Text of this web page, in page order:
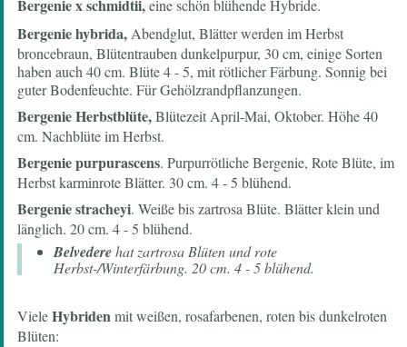
Bergenie x schmidtii,eine schön blühende Hybride.
Bergenie hybrida, Abendglut, Blätter werden im Herbst
broncebraun, Blütentrauben dunkelpurpur, 30 cm, einige Sorten
haben auch 40 cm. Blüte 4 - 5, mit rötlicher Färbung. Sonnig bei
guter Bodenfeuchte. Für Gehölzrandpflanzungen.
BergenieHerbstblüte,Blütezeit April-Mai, Oktober. Höhe 40
cm. Nachblüte im Herbst.
Bergenie purpurascens. Purpurrötliche Bergenie, Rote Blüte, im
Herbst karminrote Blätter. 30 cm. 4 - 5 blühend.
Bergenie stracheyi. Weiße bis zartrosa Blüte. Blätter klein und
länglich. 20 cm. 4 - 5 blühend.
Belvederehat zartrosa Blüten und rote
Herbst-/Winterfärbung. 20 cm. 4 - 5 blühend.
VieleHybridenmit weißen, rosafarbenen, roten bis dunkelroten
Blüten: